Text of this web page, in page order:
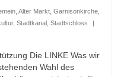
Alter Markt Garnisonkirche
, Stadtkanal Stadtschloss
|
Die LINKE Was wir
Wahl des